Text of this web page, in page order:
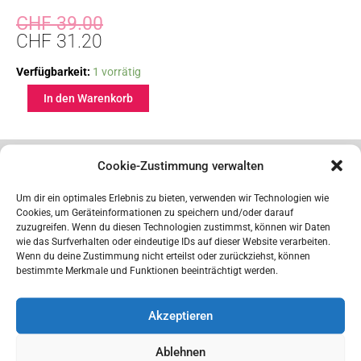
Cookie-Zustimmung verwalten
Um dir ein optimales Erlebnis zu bieten, verwenden wir Technologien wie
Cookies, um Geräteinformationen zu speichern und/oder darauf
zuzugreifen. Wenn du diesen Technologien zustimmst, können wir Daten
wie das Surfverhalten oder eindeutige IDs auf dieser Website verarbeiten.
Wenn du deine Zustimmung nicht erteilst oder zurückziehst, können
bestimmte Merkmale und Funktionen beeinträchtigt werden.
Akzeptieren
Ablehnen
CHF39.00
Ursprünglicher
Preis
CHF 39.00
CHF 31.20
Aktueller
Preis
CHF 31.20.
Verfügbarkeit: 1 vorrätig
Kinderwagenkette
«Anker»
MengeIn den Warenkorb
Ähnliche Produkte
Ursprünglicher
Preis
war:
CHF 39.00
Aktueller
Preis
ist:
CHF 31.20.
!!! Sale !!!
Ursprünglicher
Preis
war:
CHF 45.50
ist:
CHF